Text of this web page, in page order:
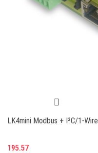
LK4mini Modbus + I²C/1-Wire
195.57